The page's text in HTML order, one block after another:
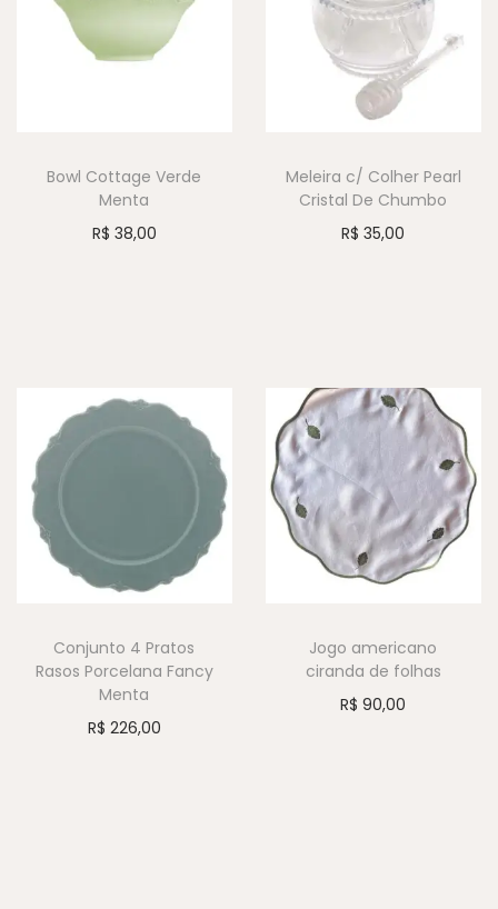
Bowl Cottage Verde
Menta
R$ 38,00
Meleira c/ Colher Pearl
Cristal De Chumbo
R$ 35,00
Conjunto 4 Pratos
Rasos Porcelana Fancy
Menta
R$ 226,00
Jogo americano
ciranda de folhas
R$ 90,00